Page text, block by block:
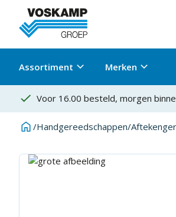
Assortiment Merken
Voor 16.00 besteld, morgen
/Handgereedschappen/